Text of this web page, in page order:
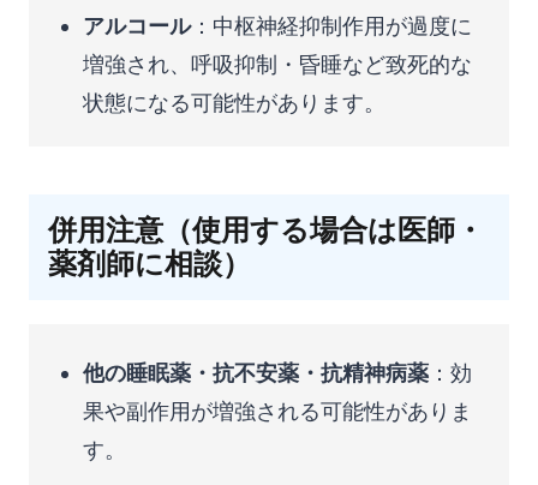
アルコール：中枢神経抑制作用が過度に
増強され、呼吸抑制・昏睡など致死的な
状態になる可能性があります。
併用注意（使用する場合は医師・
薬剤師に相談）
他の睡眠薬・抗不安薬・抗精神病薬 ：効
果や副作用が増強される可能性がありま
す。